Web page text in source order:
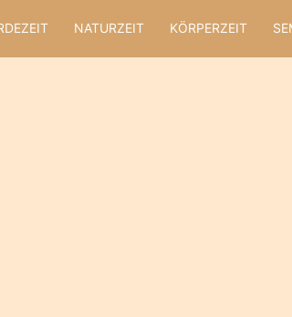
NATURZEIT KÖRPERZEIT